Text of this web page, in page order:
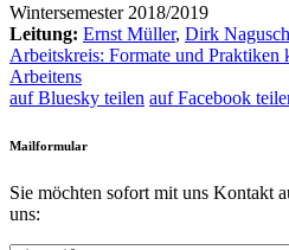
Wintersemester 2018/2019
Leitung: Ernst Müller, Dirk
Arbeitskreis: Formate und Praktiken
Arbeitens
auf Bluesky teilen auf Facebook
Mailformular
Sie möchten sofort mit uns Kontakt
uns: